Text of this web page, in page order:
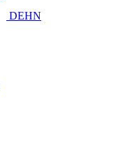
DEHN